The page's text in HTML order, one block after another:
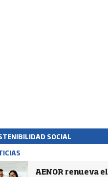
SOCIAL
AENOR renueva el